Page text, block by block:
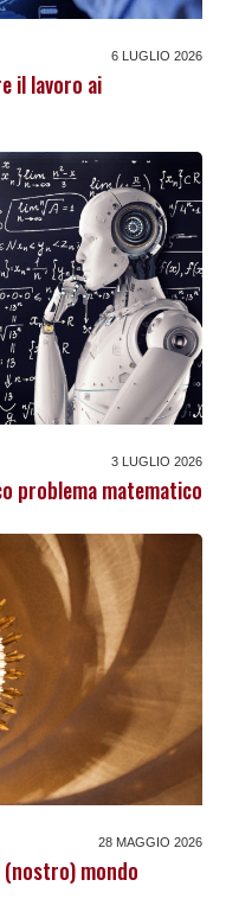
6 LUGLIO 2026
il lavoro ai
3 LUGLIO 2026
problema matematico
28 MAGGIO 2026
(nostro) mondo